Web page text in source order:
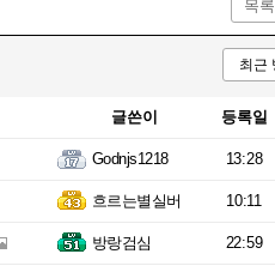
목록
글쓴이 등록일
Godnjs1218 13:28
흐르는별실버 10:11
방랑검심 22:59